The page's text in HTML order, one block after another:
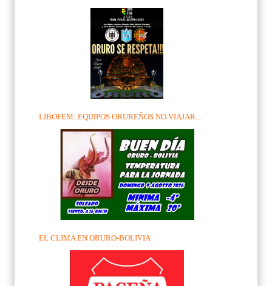
LIBOFEM: EQUIPOS ORUREÑOS NO VIAJAR...
EL CLIMA EN ORURO-BOLIVIA